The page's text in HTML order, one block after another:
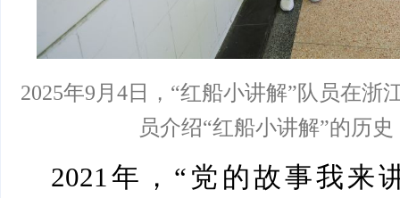
2025年9月4日，“红船小讲解”队员在浙
员介绍“红船小讲解”的历
2021年，“党的故事我